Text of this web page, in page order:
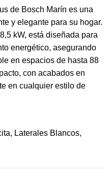
de Bosch Marín es una
y elegante para su hogar.
kW, está diseñada para
energético, asegurando
en espacios de hasta 88
con acabados en
en cualquier estilo de
Laterales Blancos,